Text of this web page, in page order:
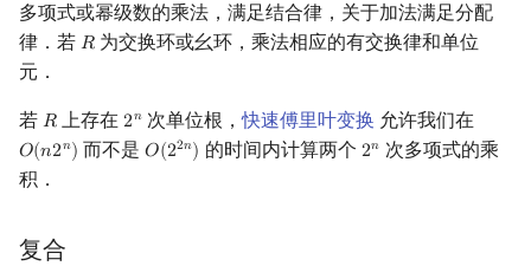
Pell 方程
多项式或幂级数的乘法，满足结合律，关于加法满足分配
律．若 𝑅
R 为交换环或幺环，乘法相应的有交换律和单位
元．
若 𝑅
R 上存在2𝑛
2n 次单位根，快速傅里叶变换 允许我们在
𝑂(𝑛2𝑛)
O(n2n) 而不是𝑂(22𝑛)
O(22n) 的时间内计算两个 2𝑛
2n 次多项式的乘
积．
复合